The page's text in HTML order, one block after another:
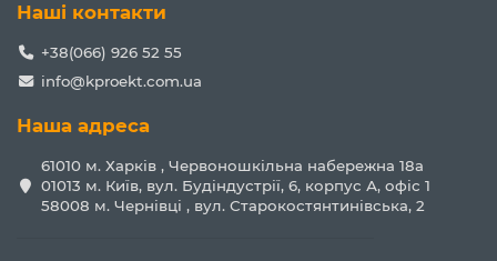
Наші контакти
+38(066) 926 52 55
info@kproekt.com.ua
Наша адреса
61010 м. Харків , Червоношкільна набережна 18а
01013 м. Київ, вул. Будіндустрії, 6, корпус А, офіс 1
58008 м. Чернівці , вул. Старокостянтинівська, 2